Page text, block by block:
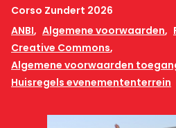
Corso Zundert 2026
ANBI
Algemene voorwaarden
Creative Commons
Algemene voorwaarden
Huisregels evenemententerrein